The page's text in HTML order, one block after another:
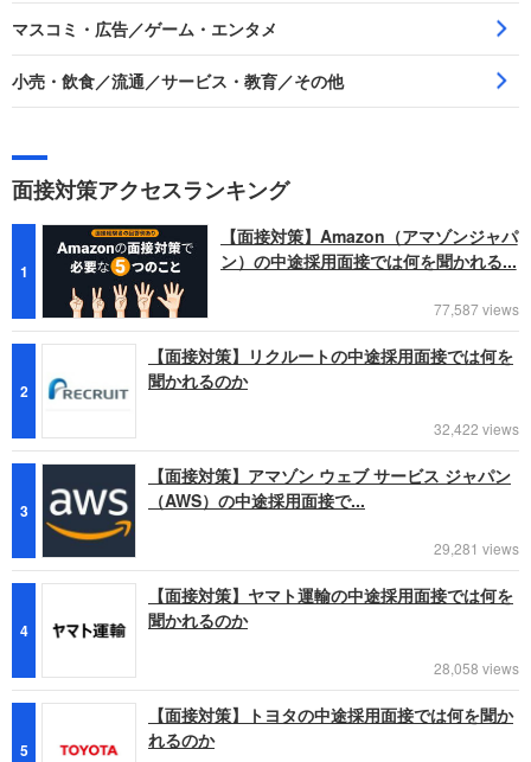
マスコミ・広告／ゲーム・エンタメ
小売・飲食／流通／サービス・教育／その他
面接対策アクセスランキング
1
【面接対策】Amazon（アマゾンジャパ
ン）の中途採用面接では何を聞かれる...
77,587 views
2
【面接対策】リクルートの中途採用面接では何を
聞かれるのか
32,422 views
3
【面接対策】アマゾン ウェブ サービス ジャパン
（AWS）の中途採用面接で...
29,281 views
4
【面接対策】ヤマト運輸の中途採用面接では何を
聞かれるのか
28,058 views
5
【面接対策】トヨタの中途採用面接では何を聞か
れるのか